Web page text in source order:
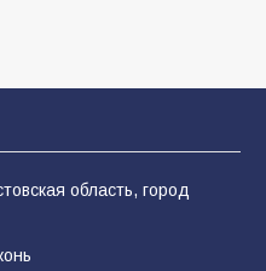
Что на самом
России в августе
область, город